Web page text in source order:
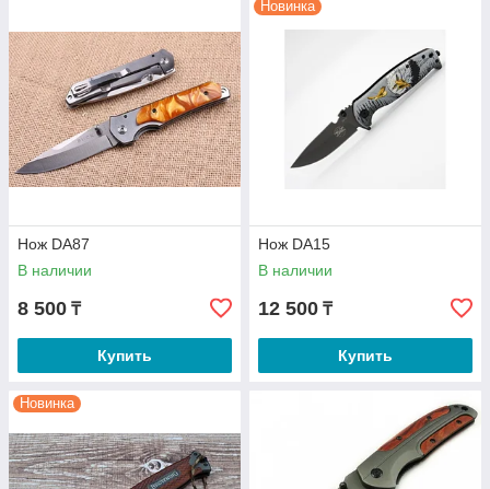
Нож DA87
В наличии
8 500 ₸
Купить
Новинка
Нож DA15
В наличии
12 500 ₸
Купить
Новинка